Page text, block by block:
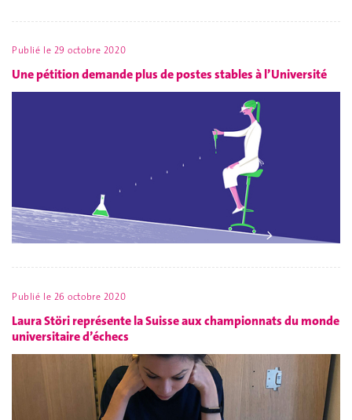
Publié le 29 octobre 2020
Une pétition demande plus de postes stables à l’Université
Publié le 26 octobre 2020
Laura Störi représente la Suisse aux championnats du monde
universitaire d’échecs